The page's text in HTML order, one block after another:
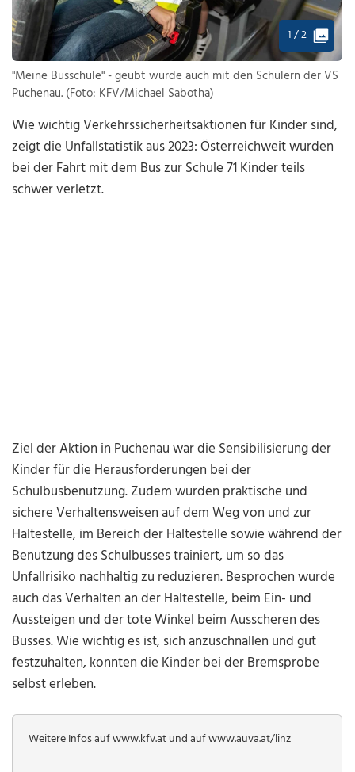
1 / 2
"Meine Busschule" - geübt wurde auch mit den Schülern der VS
Puchenau. (Foto: KFV/Michael Sabotha)
Wie wichtig Verkehrssicherheitsaktionen für Kinder sind,
zeigt die Unfallstatistik aus 2023: Österreichweit wurden
bei der Fahrt mit dem Bus zur Schule 71 Kinder teils
schwer verletzt.
Ziel der Aktion in Puchenau war die Sensibilisierung der
Kinder für die Herausforderungen bei der
Schulbusbenutzung. Zudem wurden praktische und
sichere Verhaltensweisen auf dem Weg von und zur
Haltestelle, im Bereich der Haltestelle sowie während der
Benutzung des Schulbusses trainiert, um so das
Unfallrisiko nachhaltig zu reduzieren. Besprochen wurde
auch das Verhalten an der Haltestelle, beim Ein- und
Aussteigen und der tote Winkel beim Ausscheren des
Busses. Wie wichtig es ist, sich anzuschnallen und gut
festzuhalten, konnten die Kinder bei der Bremsprobe
selbst erleben.
Weitere Infos aufwww.kfv.atund aufwww.auva.at/linz